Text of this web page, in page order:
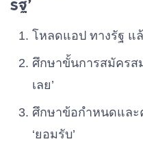
โหลดแอป ทางรัฐ แ
ศึกษาขั้นการสมัครส
เลย’
ศึกษาข้อกำหนดและ
‘ยอมรับ’